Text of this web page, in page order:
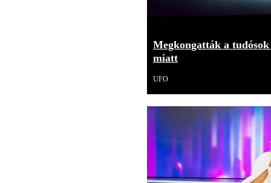
Megkongatták a
miatt
UFO